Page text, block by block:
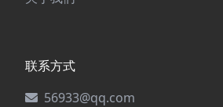
联系方式
56933@qq.com